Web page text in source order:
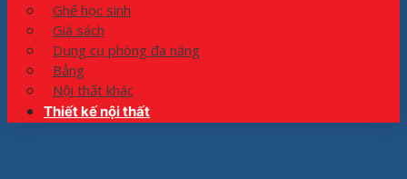
Ghế học sinh
Giá sách
Dụng cụ phòng đa năng
Bảng
Nội thất khác
Thiết kế nội thất